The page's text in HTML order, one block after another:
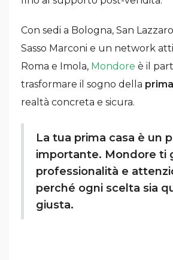
Con sedi a Bologna, San
Sasso Marconi e un network
Roma e Imola, Mondore è il
trasformare il sogno della
realtà concreta e sicura.
La tua prima casa è un
importante. Mondore ti
professionalità e
perché ogni scelta sia
giusta.